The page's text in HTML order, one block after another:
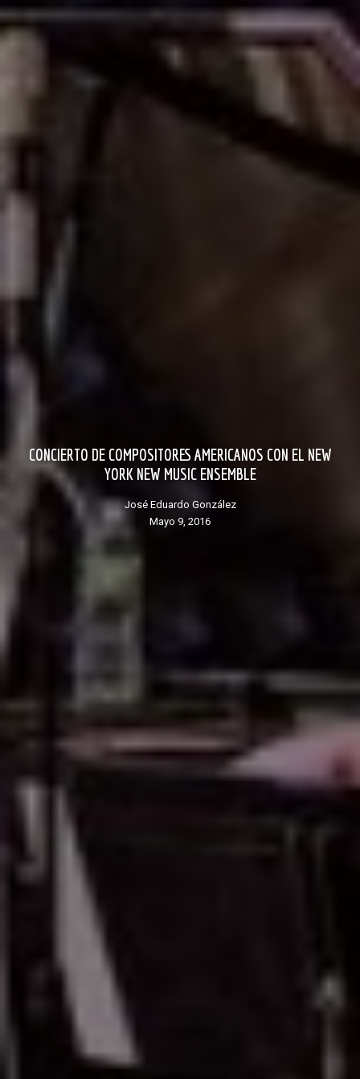
CONCIERTO DE COMPOSITORES AMERICANOS CON EL NEW
YORK NEW MUSIC ENSEMBLE
José Eduardo González
mayo 9, 2016